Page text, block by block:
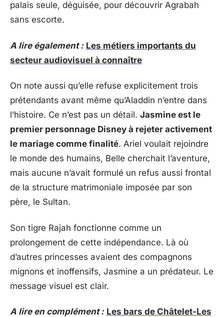
palais seule, déguisée, pour découvrir Agrabah
sans escorte.
A lire également : Les métiers importants du
secteur audiovisuel à connaître
On note aussi qu’elle refuse explicitement trois
prétendants avant même qu’Aladdin n’entre dans
l’histoire. Ce n’est pas un détail. Jasmine est le
premier personnage Disney à rejeter activement
le mariage comme finalité. Ariel voulait rejoindre
le monde des humains, Belle cherchait l’aventure,
mais aucune n’avait formulé un refus aussi frontal
de la structure matrimoniale imposée par son
père, le Sultan.
Son tigre Rajah fonctionne comme un
prolongement de cette indépendance. Là où
d’autres princesses avaient des compagnons
mignons et inoffensifs, Jasmine a un prédateur. Le
message visuel est clair.
A lire en complément : Les bars de Châtelet-Les